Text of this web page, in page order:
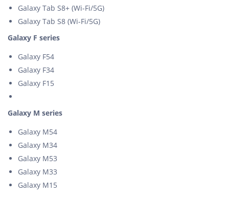
Galaxy Tab S8+ (Wi-Fi/5G)
Galaxy Tab S8 (Wi-Fi/5G)
Galaxy F series
Galaxy F54
Galaxy F34
Galaxy F15
Galaxy M series
Galaxy M54
Galaxy M34
Galaxy M53
Galaxy M33
Galaxy M15